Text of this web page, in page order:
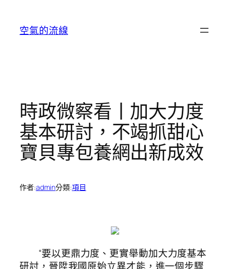
空氣的流線
時政微察看丨加大力度
基本研討，不竭抓甜心
寶貝專包養網出新成效
作者:admin分類:項目
“要以更鼎力度、更實舉動加大力度基本
研討，晉陞我國原始立異才能，進一個步驟